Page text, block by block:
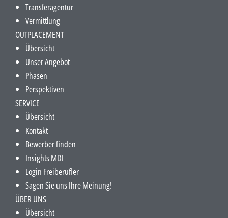
Transferagentur
Vermittlung
OUTPLACEMENT
Übersicht
Unser Angebot
Phasen
Perspektiven
SERVICE
Übersicht
Kontakt
Bewerber finden
Insights MDI
Login Freiberufler
Sagen Sie uns Ihre Meinung!
ÜBER UNS
Übersicht